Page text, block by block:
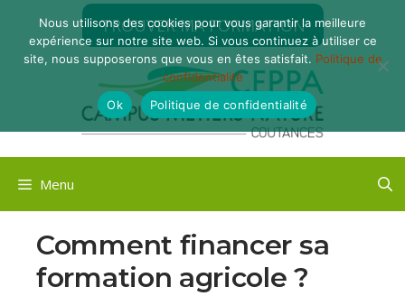
contenu
TROUVER MA FORMATION
Menu
Comment financer sa
formation agricole ?
Nous utilisons des cookies pour vous garantir la meilleure
expérience sur notre site web. Si vous continuez à utiliser ce
site, nous supposerons que vous en êtes satisfait. Politique de
confidentialité
Ok
Politique de confidentialité